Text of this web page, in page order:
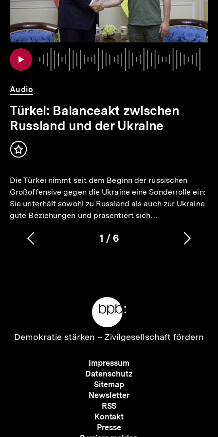
Audio
Türkei: Balanceakt zwischen
Russland und der Ukraine
Inhalt
Die Türkei nimmt seit dem Beginn der russischen
Großoffensive gegen die Ukraine eine Sonderrolle ein:
Sie unterhält sowohl zu Russland als auch zur Ukraine
gute Beziehungen und präsentiert sich…
Karussellinhalt
1
von
/ 6
Vorherigen
Zur
Demokratie stärken – Zivilgesellschaft fördern
Meta-
Navigation
Impressum
Datenschutz
Sitemap
Newsletter
RSS
Kontakt
Presse